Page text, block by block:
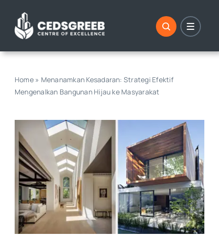
content
Home» Menanamkan Kesadaran: Strategi Efektif
Mengenalkan Bangunan Hijau ke Masyarakat